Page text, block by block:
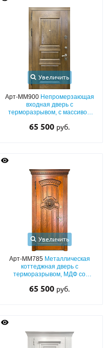
Увеличить
Арт-ММ900 Непромерзающая
входная дверь с
терморазрывом, с массивом
раскладом
65 500 руб.
Увеличить
Арт-ММ785 Металлическая
коттеджная дверь с
терморазрывом, МДФ со
резьбой «лев» и карнизом
65 500 руб.